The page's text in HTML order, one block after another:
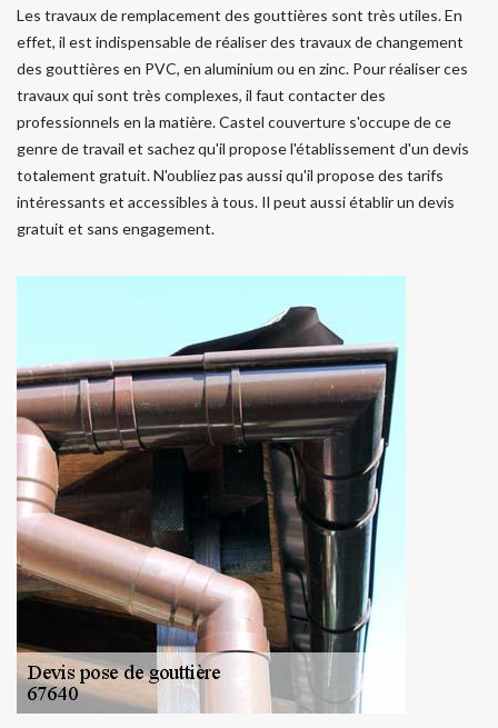
Les travaux de remplacement des gouttières sont très utiles. En
effet, il est indispensable de réaliser des travaux de changement
des gouttières en PVC, en aluminium ou en zinc. Pour réaliser ces
travaux qui sont très complexes, il faut contacter des
professionnels en la matière. Castel couverture s'occupe de ce
genre de travail et sachez qu'il propose l'établissement d'un devis
totalement gratuit. N'oubliez pas aussi qu'il propose des tarifs
intéressants et accessibles à tous. Il peut aussi établir un devis
gratuit et sans engagement.